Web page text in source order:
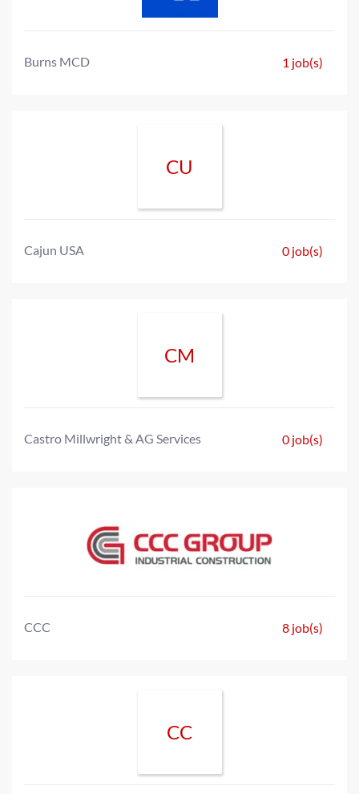
Burns MCD 1 job(s)
CU
Cajun USA 0 job(s)
CM
Castro Millwright & AG Services 0 job(s)
CCC 8 job(s)
CC